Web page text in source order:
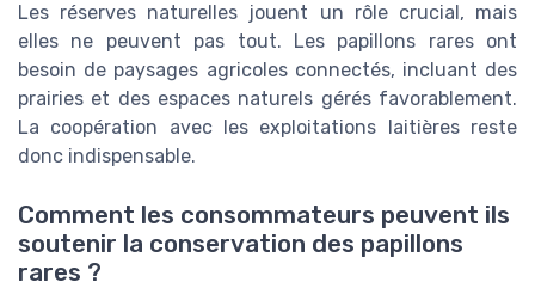
Les réserves naturelles jouent un rôle crucial, mais
elles ne peuvent pas tout. Les papillons rares ont
besoin de paysages agricoles connectés, incluant des
prairies et des espaces naturels gérés favorablement.
La coopération avec les exploitations laitières reste
donc indispensable.
Comment les consommateurs peuvent ils
soutenir la conservation des papillons
rares ?